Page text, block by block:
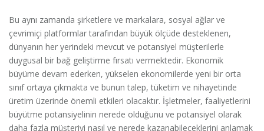
Bu aynı zamanda şirketlere ve markalara, sosyal ağlar ve
çevrimiçi platformlar tarafından büyük ölçüde desteklenen,
dünyanın her yerindeki mevcut ve potansiyel müşterilerle
duygusal bir bağ geliştirme fırsatı vermektedir. Ekonomik
büyüme devam ederken, yükselen ekonomilerde yeni bir orta
sınıf ortaya çıkmakta ve bunun talep, tüketim ve nihayetinde
üretim üzerinde önemli etkileri olacaktır. İşletmeler, faaliyetlerini
büyütme potansiyelinin nerede olduğunu ve potansiyel olarak
daha fazla müşteriyi nasıl ve nerede kazanabileceklerini anlamak